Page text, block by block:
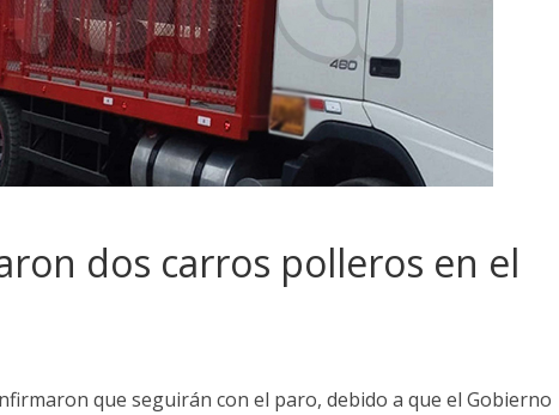
dos carros polleros en el
que seguirán con el paro, debido a que el Gobierno